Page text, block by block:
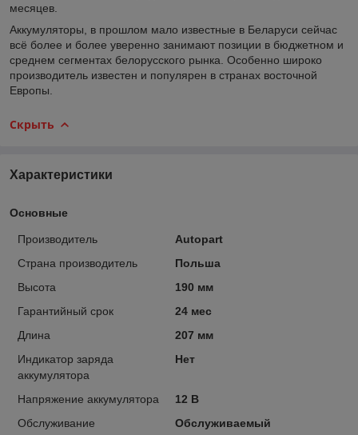
месяцев.
Аккумуляторы, в прошлом мало известные в Беларуси сейчас
всё более и более уверенно занимают позиции в бюджетном и
среднем сегментах белорусского рынка. Особенно широко
производитель известен и популярен в странах восточной
Европы.
Скрыть
Характеристики
Основные
Производитель
Autopart
Страна производитель
Польша
Высота
190 мм
Гарантийный срок
24 мес
Длина
207 мм
Индикатор заряда
аккумулятора
Нет
Напряжение аккумулятора
12 В
Обслуживание
Обслуживаемый